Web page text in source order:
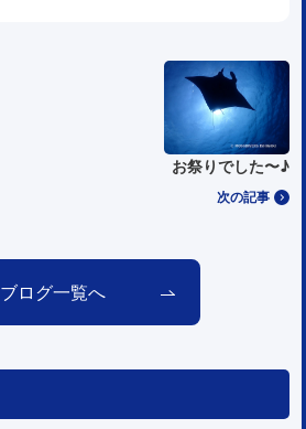
次の記事
お祭りでした〜♪
ブログ一覧へ